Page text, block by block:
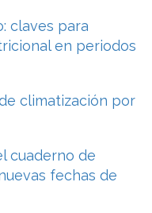
claves para
en periodos
climatización por